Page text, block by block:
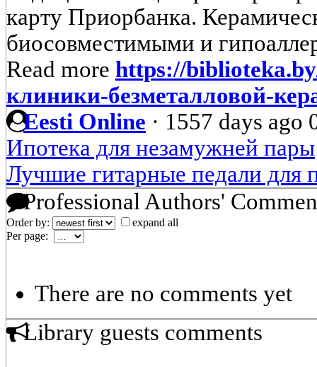
карту Приорбанка.
биосовместимыми и
Read more https://
клиники-безметалловой-
Eesti Online · 1557 days ago
Ипотека для незамужней пары
Лучшие гитарные педали для
Professional Authors'
Order by:
expand all
Per page:
There are no comments yet
Library guests comments